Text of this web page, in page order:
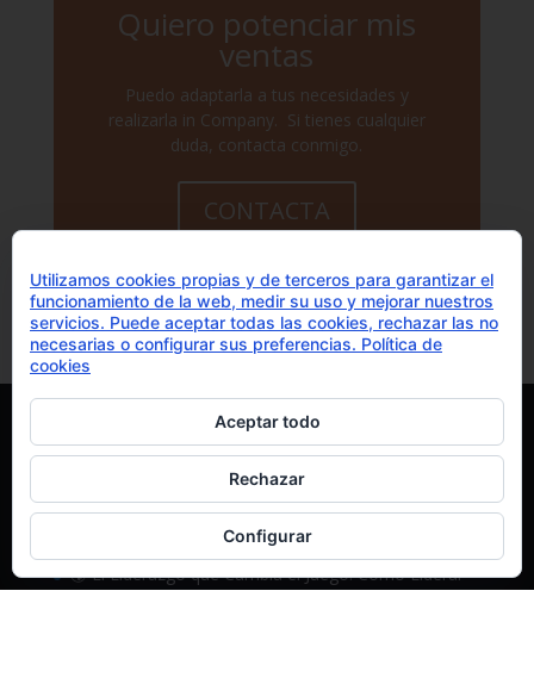
Quiero potenciar mis
ventas
Puedo adaptarla a tus necesidades y
realizarla in Company. Si tienes cualquier
duda, contacta conmigo.
CONTACTA
ÚLTIMAS ENTRADAS
🔥 Cómo esta frase y vivencia personal cambió mi
vida y perspectiva del liderazgo y me enseñó lo que
no he aprendido en Másters ni formaciones 🔥
🌍 El Liderazgo que Cambia el Juego: Cómo Liderar
Equipos de Ovejas en un Mundo de Lobos 🐺🐑
Utilizamos cookies propias y de terceros para garantizar el
funcionamiento de la web, medir su uso y mejorar nuestros
servicios. Puede aceptar todas las cookies, rechazar las no
necesarias o configurar sus preferencias. Política de
cookies
Aceptar todo
Rechazar
Configurar